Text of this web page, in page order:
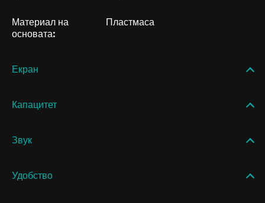
Материал на
основата:
Пластмаса
Екран
Капацитет
Звук
Удобство